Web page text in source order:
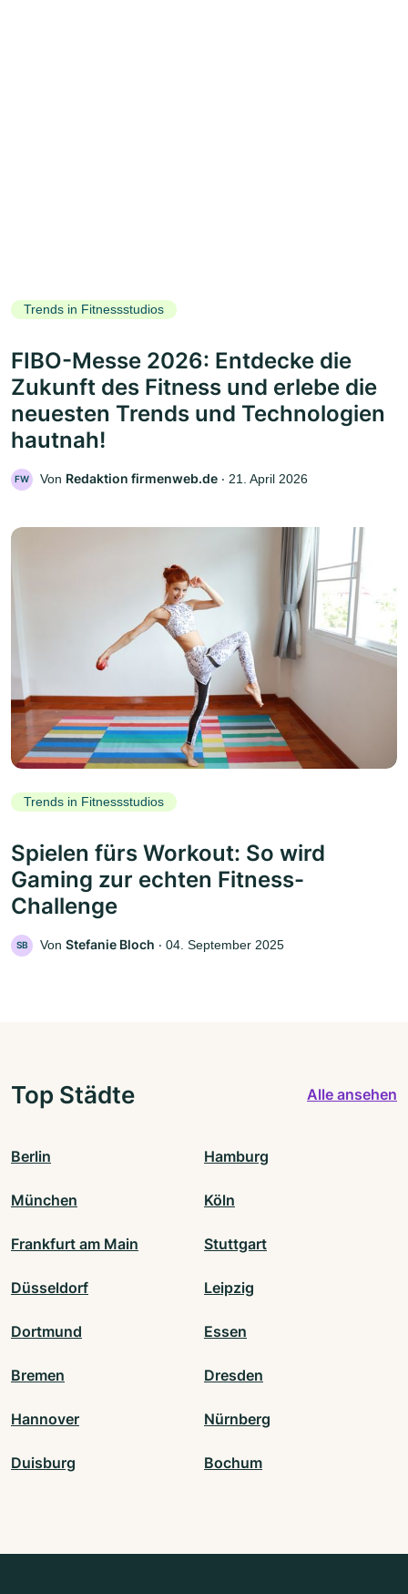
Trends in Fitnessstudios
FIBO-Messe 2026: Entdecke die
Zukunft des Fitness und erlebe die
neuesten Trends und Technologien
hautnah!
FW Von Redaktion firmenweb.de ‧ 21. April 2026
Trends in Fitnessstudios
Spielen fürs Workout: So wird
Gaming zur echten Fitness-
Challenge
SB Von Stefanie Bloch ‧ 04. September 2025
Top Städte Alle ansehen
Berlin Hamburg
München Köln
Frankfurt am Main Stuttgart
Düsseldorf Leipzig
Dortmund Essen
Bremen Dresden
Hannover Nürnberg
Duisburg Bochum